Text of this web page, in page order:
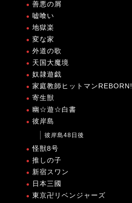
善悪の屑
嘘喰い
地獄楽
変な家
外道の歌
天国大魔境
奴隷遊戯
家庭教師ヒットマンREBORN!
寄生獣
幽☆遊☆白書
彼岸島
彼岸島48日後
怪獣8号
推しの子
新宿スワン
日本三國
東京卍リベンジャーズ